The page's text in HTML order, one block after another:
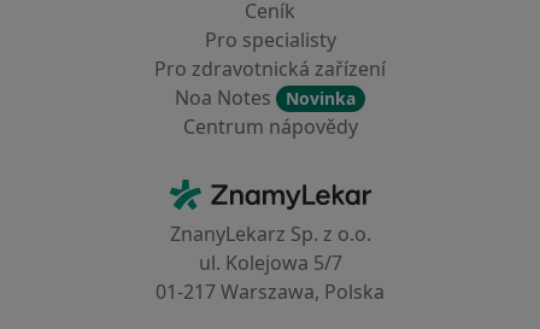
Ceník
Pro specialisty
Pro zdravotnická zařízení
Noa Notes
Novinka
Centrum nápovědy
ZnamyLekar - Hlavní stránka
ZnanyLekarz Sp. z o.o.
ul. Kolejowa 5/7
01-217 Warszawa, Polska